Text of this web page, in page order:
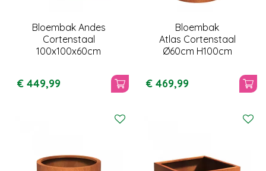
Bloembak Andes
Cortenstaal
100x100x60cm
€ 449,99
Bloembak
Atlas Cortenstaal
Ø60cm H100cm
€ 469,99